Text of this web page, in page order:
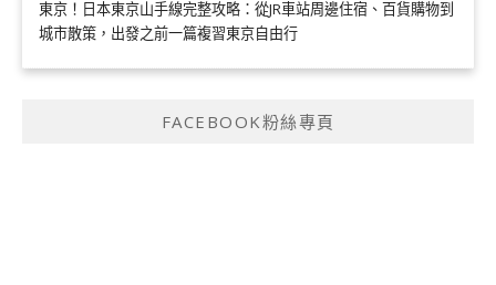
東京！日本東京山手線完整攻略：從JR車站周邊住宿、百貨購物到
城市散策，出發之前一篇複習東京自由行
FACEBOOK粉絲專頁